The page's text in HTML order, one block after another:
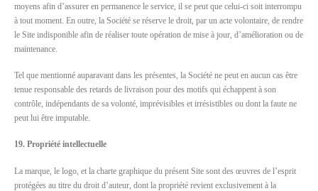
moyens afin d’assurer en permanence le service, il se peut que celui-ci soit interrompu
à tout moment. En outre, la Société se réserve le droit, par un acte volontaire, de rendre
le Site indisponible afin de réaliser toute opération de mise à jour, d’amélioration ou de
maintenance.
Tel que mentionné auparavant dans les présentes, la Société ne peut en aucun cas être
tenue responsable des retards de livraison pour des motifs qui échappent à son
contrôle, indépendants de sa volonté, imprévisibles et irrésistibles ou dont la faute ne
peut lui être imputable.
19. Propriété intellectuelle
La marque, le logo, et la charte graphique du présent Site sont des œuvres de l’esprit
protégées au titre du droit d’auteur, dont la propriété revient exclusivement à la